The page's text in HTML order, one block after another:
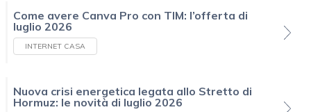
Come avere Canva Pro con TIM: l’offerta di
luglio 2026
INTERNET CASA
Nuova crisi energetica legata allo Stretto di
Hormuz: le novità di luglio 2026